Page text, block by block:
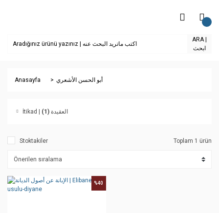
ARA |
ابحث
Anasayfa أبو الحسن الأشعري
İtikad | العقيدة(1)
Stoktakiler Toplam 1 ürün
%40